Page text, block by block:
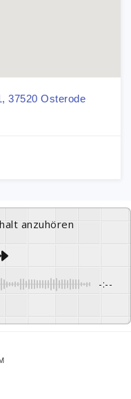
37520 Osterode
anzuhören
-:--